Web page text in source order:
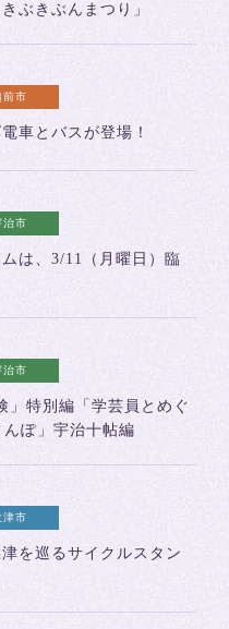
ぶきぶんまつり」
前市
車とバスが登場！
治市
は、3/11（月曜日）臨
治市
」特別編「学芸員とめぐ
ぽ」宇治十帖編
津市
を巡るサイクルスタン